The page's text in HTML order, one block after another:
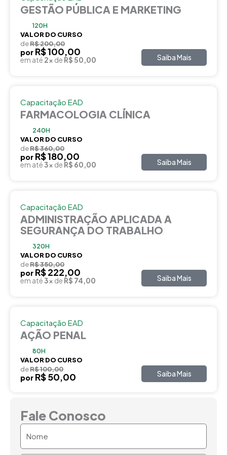
GESTÃO PÚBLICA E MARKETING
120H
VALOR DO CURSO
deR$ 200,00
por R$ 100,00
em até 2x de R$ 50,00 Saiba Mais
Capacitação EAD
FARMACOLOGIA CLÍNICA
240H
VALOR DO CURSO
deR$ 360,00
por R$ 180,00
em até3x de R$ 60,00 Saiba Mais
Capacitação EAD
ADMINISTRAÇÃO APLICADA A
SEGURANÇA DO TRABALHO
320H
VALOR DO CURSO
deR$ 350,00
por R$ 222,00
em até3x de R$ 74,00 Saiba Mais
Capacitação EAD
AÇÃO PENAL
80H
VALOR DO CURSO
deR$ 100,00
por R$ 50,00 Saiba Mais
Fale Conosco